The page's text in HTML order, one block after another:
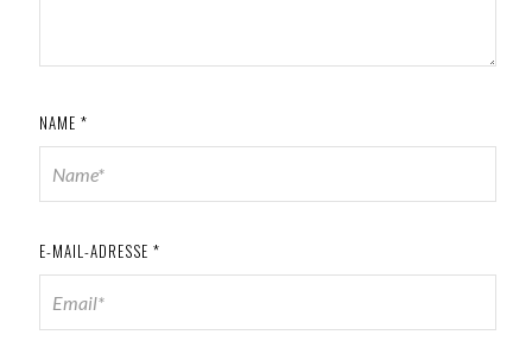
NAME *
E-MAIL-ADRESSE *